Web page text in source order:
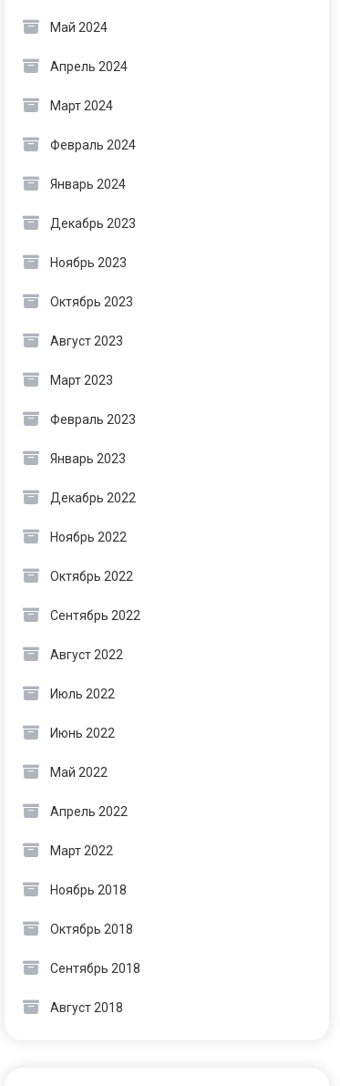
Май 2024
Апрель 2024
Март 2024
Февраль 2024
Январь 2024
Декабрь 2023
Ноябрь 2023
Октябрь 2023
Август 2023
Март 2023
Февраль 2023
Январь 2023
Декабрь 2022
Ноябрь 2022
Октябрь 2022
Сентябрь 2022
Август 2022
Июль 2022
Июнь 2022
Май 2022
Апрель 2022
Март 2022
Ноябрь 2018
Октябрь 2018
Сентябрь 2018
Август 2018